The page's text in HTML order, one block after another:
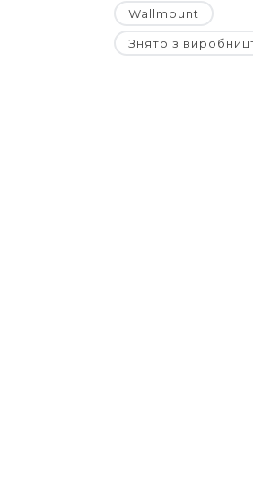
Wallmount
Знято з